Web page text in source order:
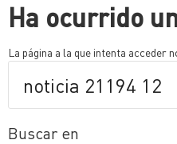
Ha ocurrido
La página a la que intenta acceder
Buscar en